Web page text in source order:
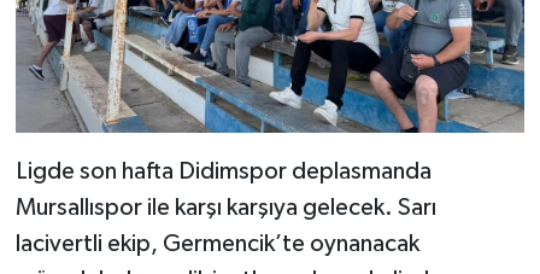
Ligde son hafta Didimspor deplasmanda
Mursallıspor ile karşı karşıya gelecek. Sarı
lacivertli ekip, Germencik’te oynanacak